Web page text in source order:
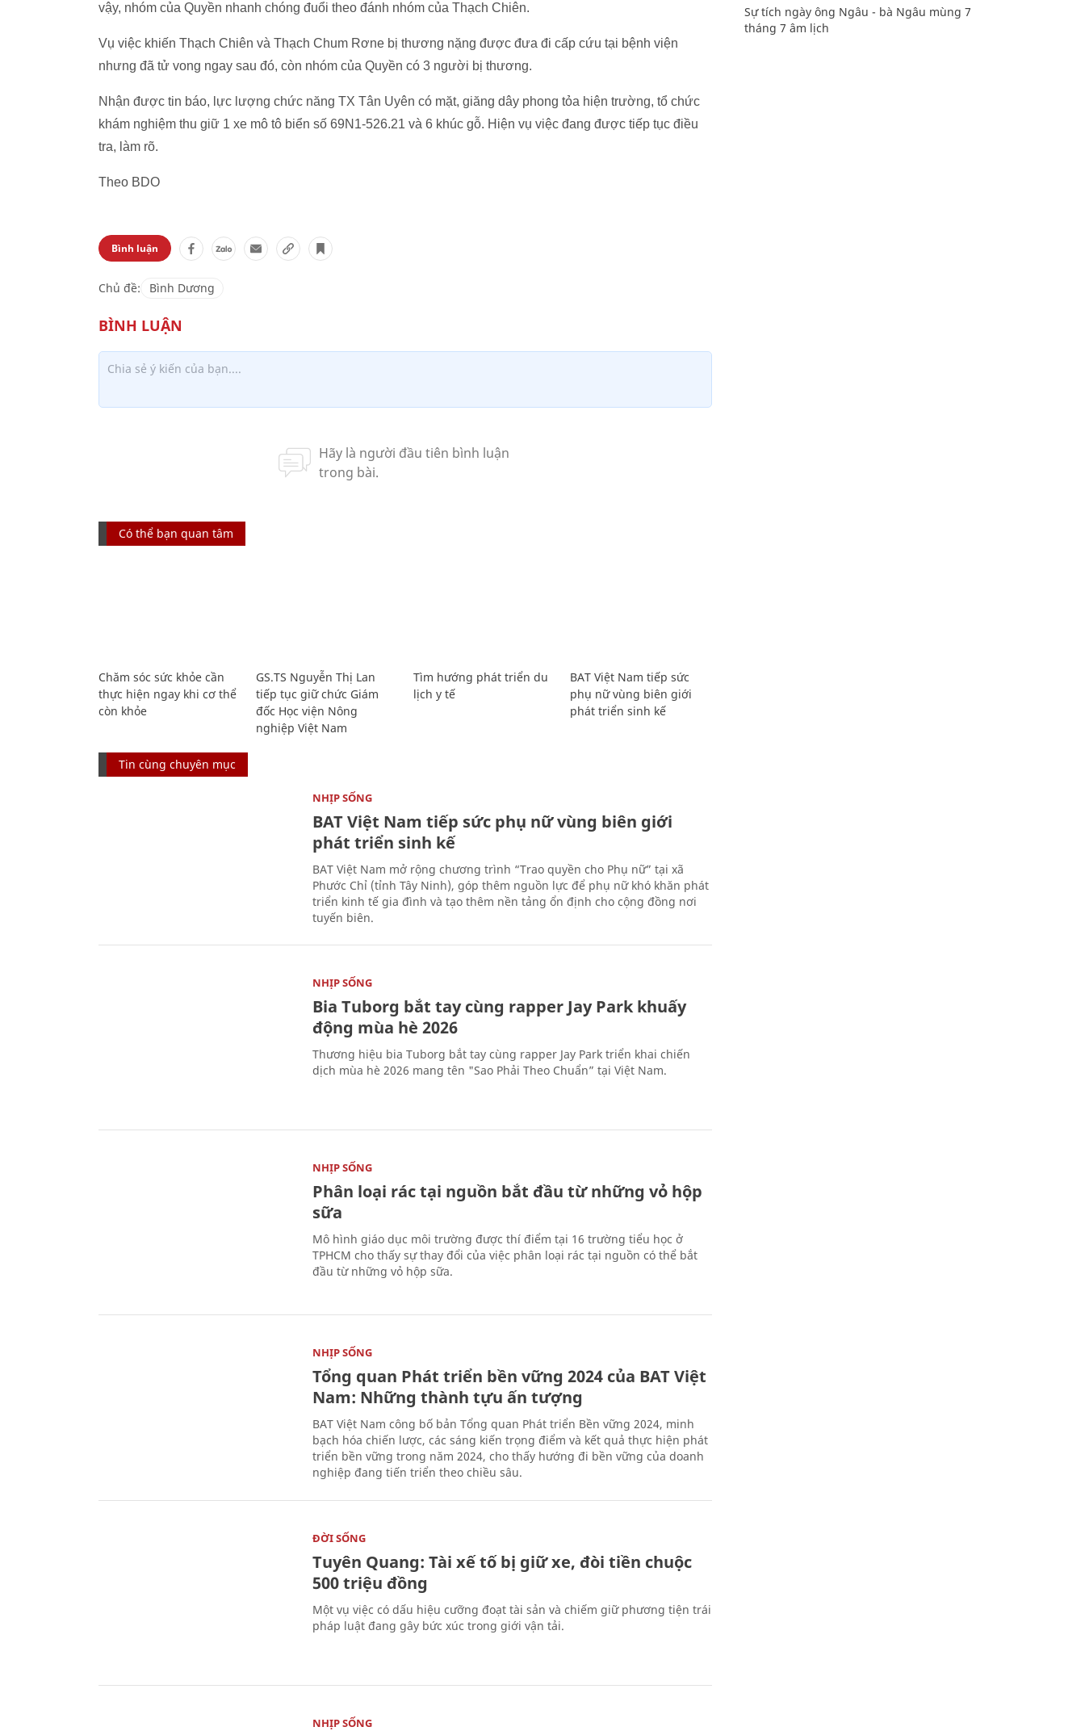
vậy, nhóm của Quyền nhanh chóng đuổi theo đánh nhóm của Thạch Chiên.
Vụ việc khiến Thạch Chiên và Thạch Chum Rơne bị thương nặng được đưa đi cấp cứu tại bệnh viện
nhưng đã tử vong ngay sau đó, còn nhóm của Quyền có 3 người bị thương.
Nhận được tin báo, lực lượng chức năng TX Tân Uyên có mặt, giăng dây phong tỏa hiện trường, tổ chức
khám nghiệm thu giữ 1 xe mô tô biển số 69N1-526.21 và 6 khúc gỗ. Hiện vụ việc đang được tiếp tục điều
tra, làm rõ.
Theo BDO
Bình luận
Chủ đề: Bình Dương
Có thể bạn quan tâm
Chăm sóc sức khỏe cần
thực hiện ngay khi cơ thể
còn khỏe
GS.TS Nguyễn Thị Lan
tiếp tục giữ chức Giám
đốc Học viện Nông
nghiệp Việt Nam
Tìm hướng phát triển du
lịch y tế
BAT Việt Nam tiếp sức
phụ nữ vùng biên giới
phát triển sinh kế
Tin cùng chuyên mục
NHỊP SỐNG
BAT Việt Nam tiếp sức phụ nữ vùng biên giới
phát triển sinh kế
BAT Việt Nam mở rộng chương trình “Trao quyền cho Phụ nữ” tại xã
Phước Chỉ (tỉnh Tây Ninh), góp thêm nguồn lực để phụ nữ khó khăn phát
triển kinh tế gia đình và tạo thêm nền tảng ổn định cho cộng đồng nơi
tuyến biên.
NHỊP SỐNG
Bia Tuborg bắt tay cùng rapper Jay Park khuấy
động mùa hè 2026
Thương hiệu bia Tuborg bắt tay cùng rapper Jay Park triển khai chiến
dịch mùa hè 2026 mang tên "Sao Phải Theo Chuẩn” tại Việt Nam.
NHỊP SỐNG
Phân loại rác tại nguồn bắt đầu từ những vỏ hộp
sữa
Mô hình giáo dục môi trường được thí điểm tại 16 trường tiểu học ở
TPHCM cho thấy sự thay đổi của việc phân loại rác tại nguồn có thể bắt
đầu từ những vỏ hộp sữa.
NHỊP SỐNG
Tổng quan Phát triển bền vững 2024 của BAT Việt
Nam: Những thành tựu ấn tượng
BAT Việt Nam công bố bản Tổng quan Phát triển Bền vững 2024, minh
bạch hóa chiến lược, các sáng kiến trọng điểm và kết quả thực hiện phát
triển bền vững trong năm 2024, cho thấy hướng đi bền vững của doanh
nghiệp đang tiến triển theo chiều sâu.
ĐỜI SỐNG
Tuyên Quang: Tài xế tố bị giữ xe, đòi tiền chuộc
500 triệu đồng
Một vụ việc có dấu hiệu cưỡng đoạt tài sản và chiếm giữ phương tiện trái
pháp luật đang gây bức xúc trong giới vận tải.
NHỊP SỐNG
Sự tích ngày ông Ngâu - bà Ngâu mùng 7
tháng 7 âm lịch